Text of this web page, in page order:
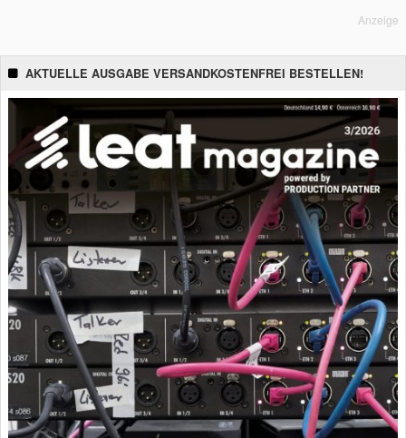
Anzeige
AKTUELLE AUSGABE VERSANDKOSTENFREI BESTELLEN!